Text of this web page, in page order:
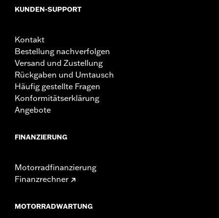
KUNDEN-SUPPORT
Kontakt
Bestellung nachverfolgen
Versand und Zustellung
Rückgaben und Umtausch
Häufig gestellte Fragen
Konformitätserklärung
Angebote
FINANZIERUNG
Motorradfinanzierung
Finanzrechner
MOTORRADWARTUNG